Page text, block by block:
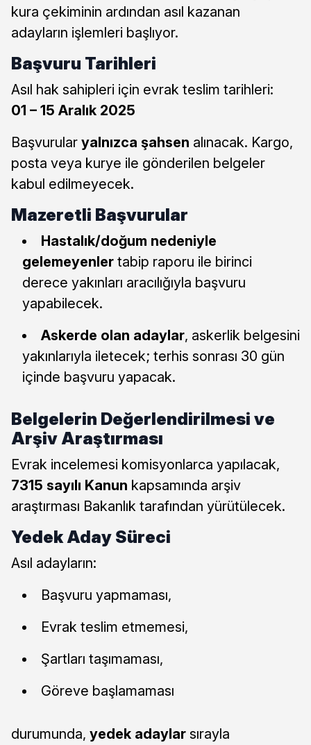
kura çekiminin ardından asıl kazanan
adayların işlemleri başlıyor.
Başvuru Tarihleri
Asıl hak sahipleri için evrak teslim tarihleri:
01 – 15 Aralık 2025
Başvurular yalnızca şahsen alınacak. Kargo,
posta veya kurye ile gönderilen belgeler
kabul edilmeyecek.
Mazeretli Başvurular
Hastalık/doğum nedeniyle
gelemeyenler tabip raporu ile birinci
derece yakınları aracılığıyla başvuru
yapabilecek.
Askerde olan adaylar, askerlik belgesini
yakınlarıyla iletecek; terhis sonrası 30 gün
içinde başvuru yapacak.
Belgelerin Değerlendirilmesi ve
Arşiv Araştırması
Evrak incelemesi komisyonlarca yapılacak,
7315 sayılı Kanun kapsamında arşiv
araştırması Bakanlık tarafından yürütülecek.
Yedek Aday Süreci
Asıl adayların:
Başvuru yapmaması,
Evrak teslim etmemesi,
Şartları taşımaması,
Göreve başlamaması
durumunda, yedek adaylar sırayla